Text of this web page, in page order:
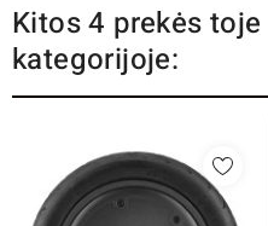
Kitos 4 prekės
kategorijoje: